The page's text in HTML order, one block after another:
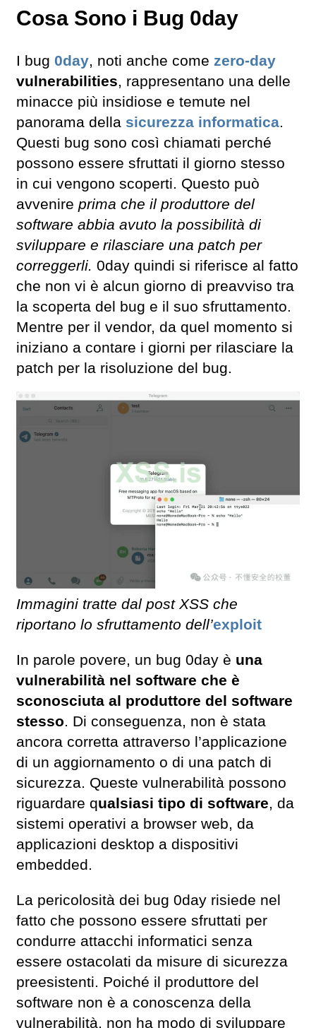
Cosa Sono i Bug 0day
I bug 0day, noti anche come zero-day
vulnerabilities, rappresentano una delle
minacce più insidiose e temute nel
panorama della sicurezza informatica.
Questi bug sono così chiamati perché
possono essere sfruttati il giorno stesso
in cui vengono scoperti. Questo può
avvenire prima che il produttore del
software abbia avuto la possibilità di
sviluppare e rilasciare una patch per
correggerli. 0day quindi si riferisce al fatto
che non vi è alcun giorno di preavviso tra
la scoperta del bug e il suo sfruttamento.
Mentre per il vendor, da quel momento si
iniziano a contare i giorni per rilasciare la
patch per la risoluzione del bug.
Immagini tratte dal post XSS che
riportano lo sfruttamento dell’exploit
In parole povere, un bug 0day è una
vulnerabilità nel software che è
sconosciuta al produttore del software
stesso. Di conseguenza, non è stata
ancora corretta attraverso l’applicazione
di un aggiornamento o di una patch di
sicurezza. Queste vulnerabilità possono
riguardare qualsiasi tipo di software, da
sistemi operativi a browser web, da
applicazioni desktop a dispositivi
embedded.
La pericolosità dei bug 0day risiede nel
fatto che possono essere sfruttati per
condurre attacchi informatici senza
essere ostacolati da misure di sicurezza
preesistenti. Poiché il produttore del
software non è a conoscenza della
vulnerabilità, non ha modo di sviluppare